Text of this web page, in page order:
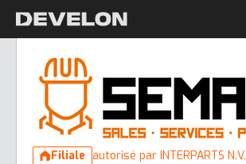
Filiale autorisé par INTERPARTS N.V.